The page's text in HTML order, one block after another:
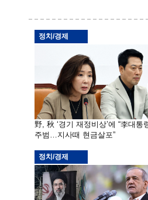
정치/경제
野, 秋 ‘경기 재정비상’에 “李대통
주범…지사때 현금살포”
정치/경제